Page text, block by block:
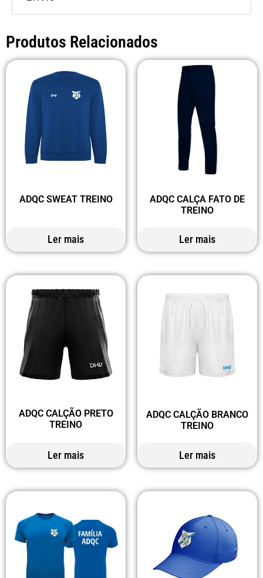
Produtos Relacionados
ADQC SWEAT TREINO
Ler mais
ADQC CALÇA FATO DE
TREINO
Ler mais
ADQC CALÇÃO PRETO
TREINO
Ler mais
ADQC CALÇÃO BRANCO
TREINO
Ler mais